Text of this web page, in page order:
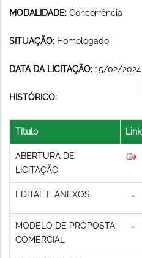
MODALIDADE: Concorrência
SITUAÇÃO: Homologado
DATA DA LICITAÇÃO: 15/02/2024
HISTÓRICO:
Título Link
ABERTURA DE
LICITAÇÃO
EDITAL E ANEXOS
MODELO DE PROPOSTA
COMERCIAL